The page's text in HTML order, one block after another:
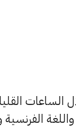
الساعات
الفرنسية